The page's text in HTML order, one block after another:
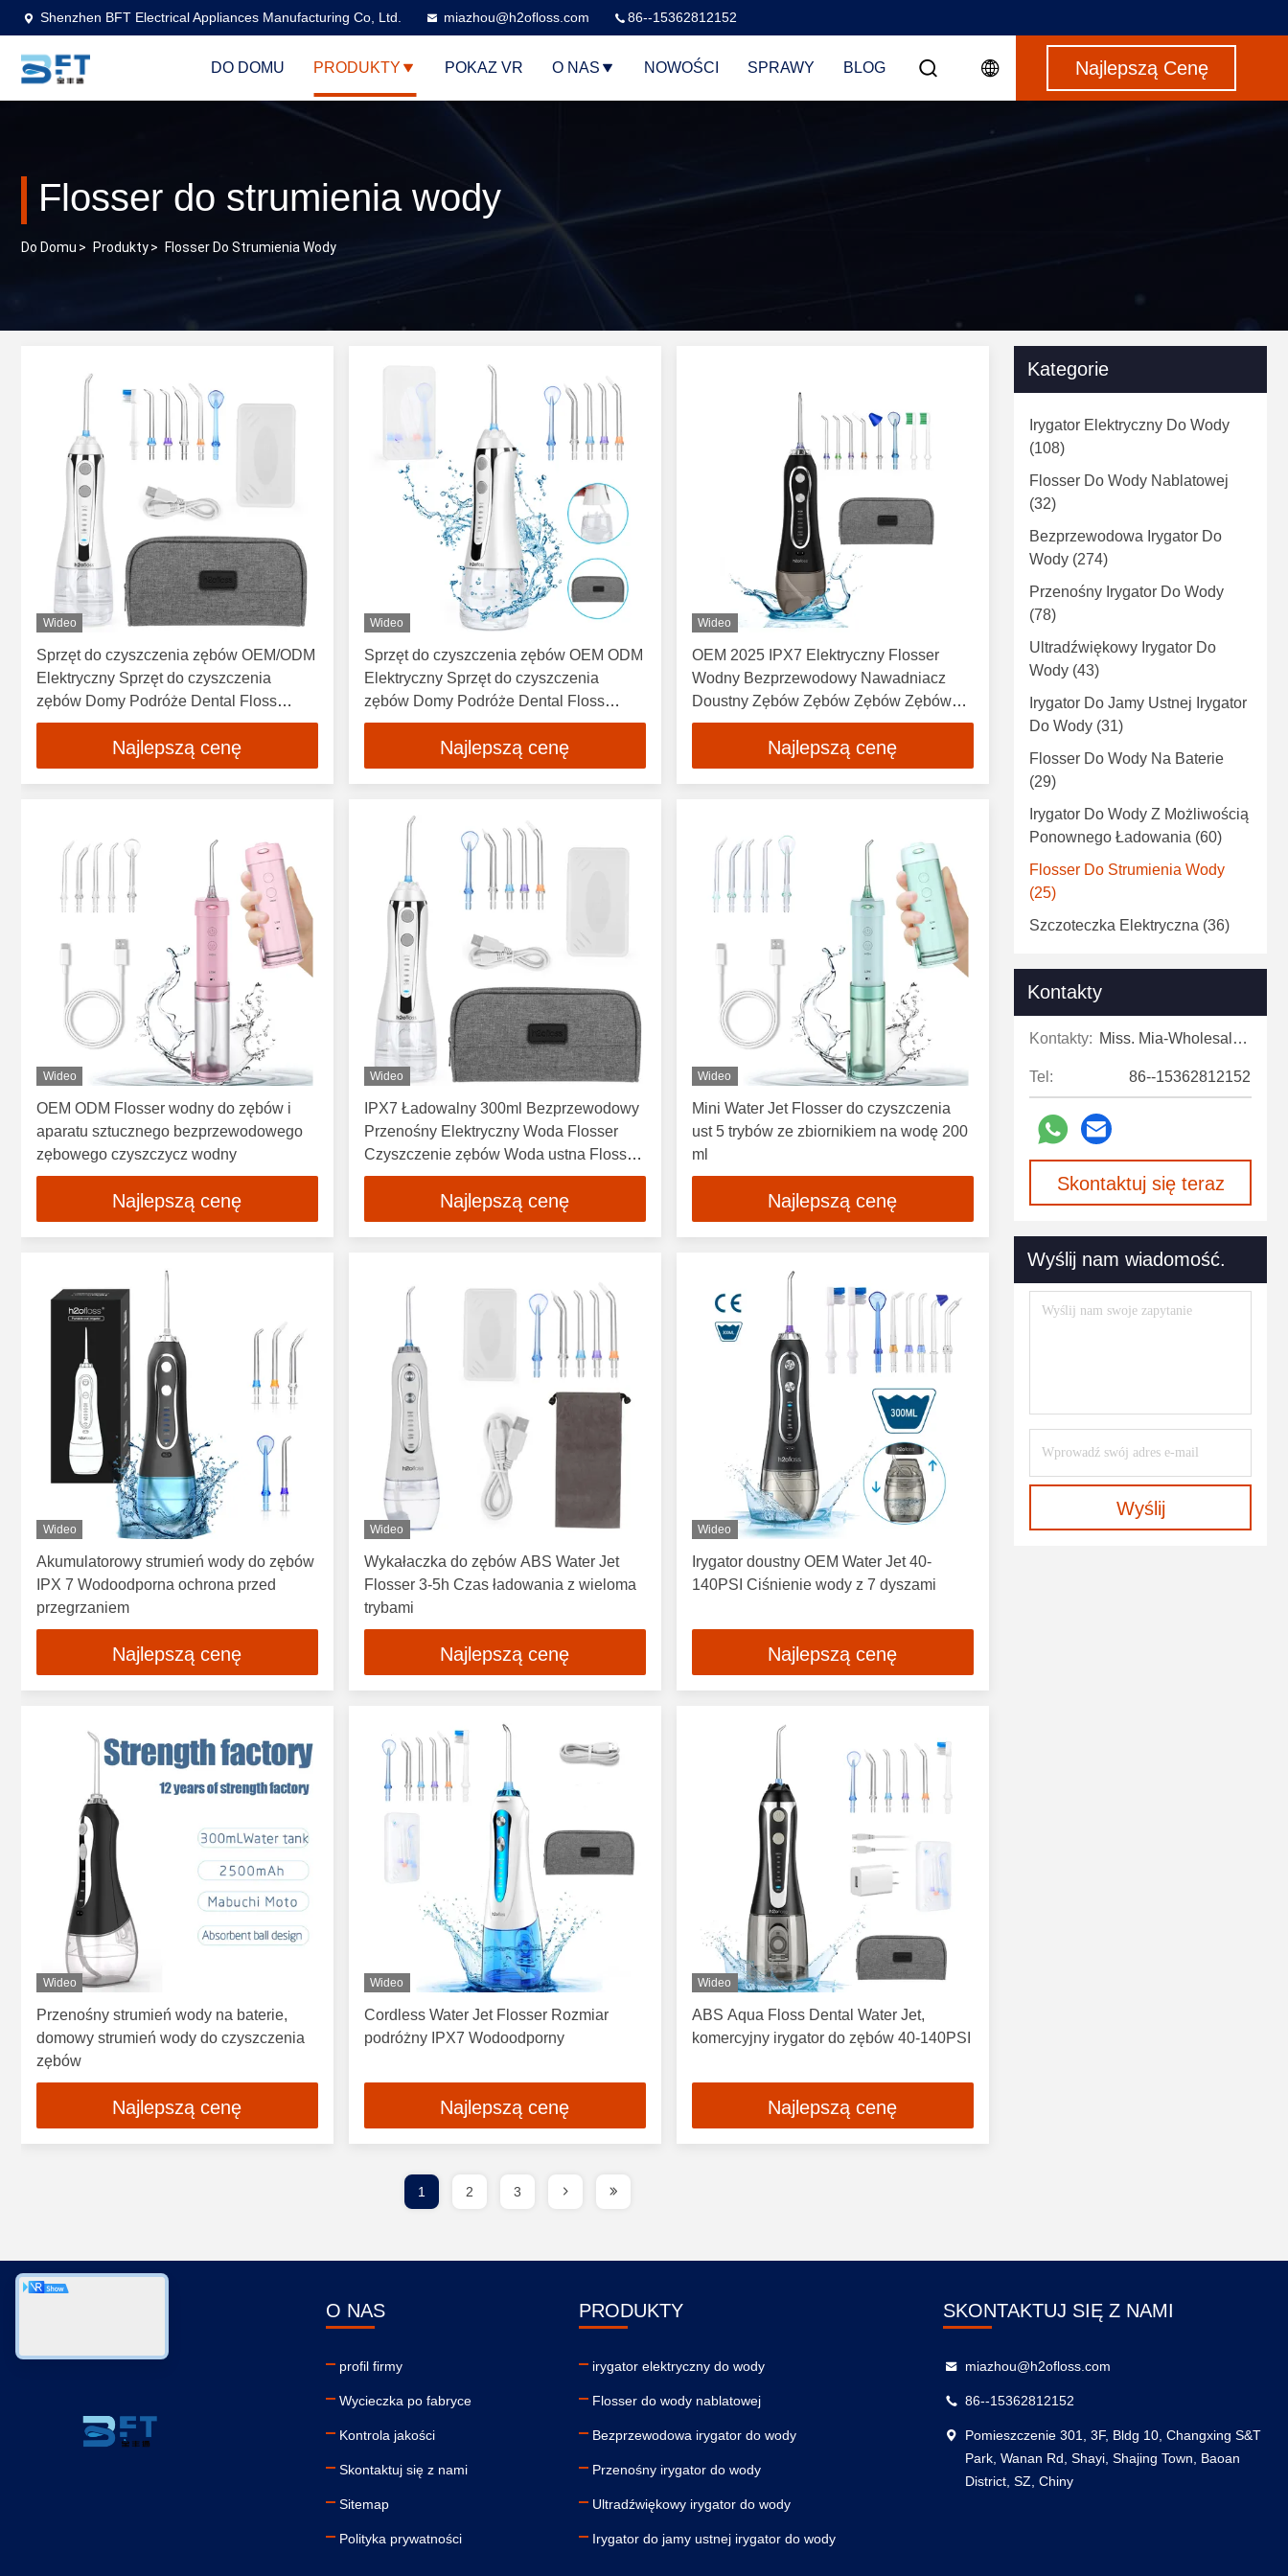
Shenzhen BFT Electrical Appliances Manufacturing Co, Ltd. miazhou@h2ofloss.com 86--15362812152
DO DOMU PRODUKTY POKAZ VR O NAS NOWOŚCI SPRAWY BLOG Najlepszą Cenę
Flosser do strumienia wody
Do Domu > Produkty> Flosser Do Strumienia Wody
Wideo
Sprzęt do czyszczenia zębów OEM/ODM
Elektryczny Sprzęt do czyszczenia
zębów Domy Podróże Dental Floss
Flosser
Najlepszą cenę
Wideo
Sprzęt do czyszczenia zębów OEM ODM
Elektryczny Sprzęt do czyszczenia
zębów Domy Podróże Dental Floss
Flosser wody
Najlepszą cenę
Wideo
OEM 2025 IPX7 Elektryczny Flosser
Wodny Bezprzewodowy Nawadniacz
Doustny Zębów Zębów Zębów Zębów
Zębów Czyszczacz Doustna Pielęgnacja
Mały Urządzenie domowe
Najlepszą cenę
Wideo
OEM ODM Flosser wodny do zębów i
aparatu sztucznego bezprzewodowego
zębowego czyszczycz wodny
Najlepszą cenę
Wideo
IPX7 Ładowalny 300ml Bezprzewodowy
Przenośny Elektryczny Woda Flosser
Czyszczenie zębów Woda ustna Flosser
H2ofloss
Najlepszą cenę
Wideo
Mini Water Jet Flosser do czyszczenia
ust 5 trybów ze zbiornikiem na wodę 200
ml
Najlepszą cenę
Wideo
Akumulatorowy strumień wody do zębów
IPX 7 Wodoodporna ochrona przed
przegrzaniem
Najlepszą cenę
Wideo
Wykałaczka do zębów ABS Water Jet
Flosser 3-5h Czas ładowania z wieloma
trybami
Najlepszą cenę
Wideo
Irygator doustny OEM Water Jet 40-
140PSI Ciśnienie wody z 7 dyszami
Najlepszą cenę
Wideo
Przenośny strumień wody na baterie,
domowy strumień wody do czyszczenia
zębów
Najlepszą cenę
Wideo
Cordless Water Jet Flosser Rozmiar
podróżny IPX7 Wodoodporny
Najlepszą cenę
Wideo
ABS Aqua Floss Dental Water Jet,
komercyjny irygator do zębów 40-140PSI
Najlepszą cenę
Kategorie
Irygator Elektryczny Do Wody
(108)
Flosser Do Wody Nablatowej
(32)
Bezprzewodowa Irygator Do
Wody (274)
Przenośny Irygator Do Wody
(78)
Ultradźwiękowy Irygator Do
Wody (43)
Irygator Do Jamy Ustnej Irygator
Do Wody (31)
Flosser Do Wody Na Baterie
(29)
Irygator Do Wody Z Możliwością
Ponownego Ładowania (60)
Flosser Do Strumienia Wody
(25)
Szczoteczka Elektryczna (36)
Kontakty
Kontakty: Miss. Mia-Wholesale Sales Expert
Tel: 86--15362812152
Skontaktuj się teraz
Wyślij nam wiadomość.
Wyślij
1 2 3
O NAS
profil firmy
Wycieczka po fabryce
Kontrola jakości
Skontaktuj się z nami
Sitemap
Polityka prywatności
PRODUKTY
irygator elektryczny do wody
Flosser do wody nablatowej
Bezprzewodowa irygator do wody
Przenośny irygator do wody
Ultradźwiękowy irygator do wody
Irygator do jamy ustnej irygator do wody
SKONTAKTUJ SIĘ Z NAMI
miazhou@h2ofloss.com
86--15362812152
Pomieszczenie 301, 3F, Bldg 10, Changxing S&T
Park, Wanan Rd, Shayi, Shajing Town, Baoan
District, SZ, Chiny